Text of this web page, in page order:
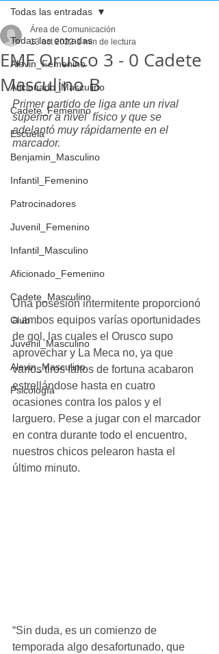
Todas las entradas
Alevin_Femenino
Aficionado_Masculino
Cadete_Femenino
Escuela
Benjamin_Masculino
Infantil_Femenino
Patrocinadores
Juvenil_Femenino
Infantil_Masculino
Aficionado_Femenino
Cadete_Masculino
Club
Juvenil_Masculino
Alevin_Masculino
Psicología
Todas las entradas
EMF Orusco 3 - 0 Cadete
Masculino B
Área de Comunicación
13 oct 2022 1 min de lectura
Primer partido de liga ante un rival
superior a nivel  físico y que se
adelantó muy rápidamente en el
marcador.
Una posesión intermitente proporcionó
a ambos equipos varías oportunidades
de gol, las cuales el Orusco supo
aprovechar y La Meca no, ya que
varios tiros faltos de fortuna acabaron
estrellándose hasta en cuatro
ocasiones contra los palos y el
larguero. Pese a jugar con el marcador
en contra durante todo el encuentro,
nuestros chicos pelearon hasta el
último minuto.
“Sin duda, es un comienzo de
temporada algo desafortunado, que